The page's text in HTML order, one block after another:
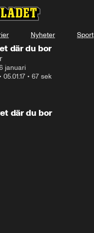
Nyheter Sport
där du bor
januari
• 05.01.17 • 67 sek
där du bor